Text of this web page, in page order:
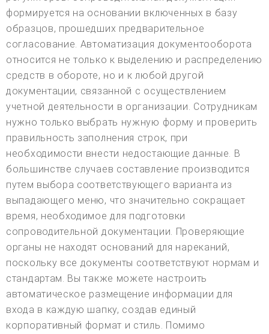
формируется на основании включенных в базу
образцов, прошедших предварительное
согласование. Автоматизация документооборота
относится не только к выделению и распределению
средств в обороте, но и к любой другой
документации, связанной с осуществлением
учетной деятельности в организации. Сотрудникам
нужно только выбрать нужную форму и проверить
правильность заполнения строк, при
необходимости внести недостающие данные. В
большинстве случаев составление производится
путем выбора соответствующего варианта из
выпадающего меню, что значительно сокращает
время, необходимое для подготовки
сопроводительной документации. Проверяющие
органы не находят оснований для нареканий,
поскольку все документы соответствуют нормам и
стандартам. Вы также можете настроить
автоматическое размещение информации для
входа в каждую шапку, создав единый
корпоративный формат и стиль. Помимо